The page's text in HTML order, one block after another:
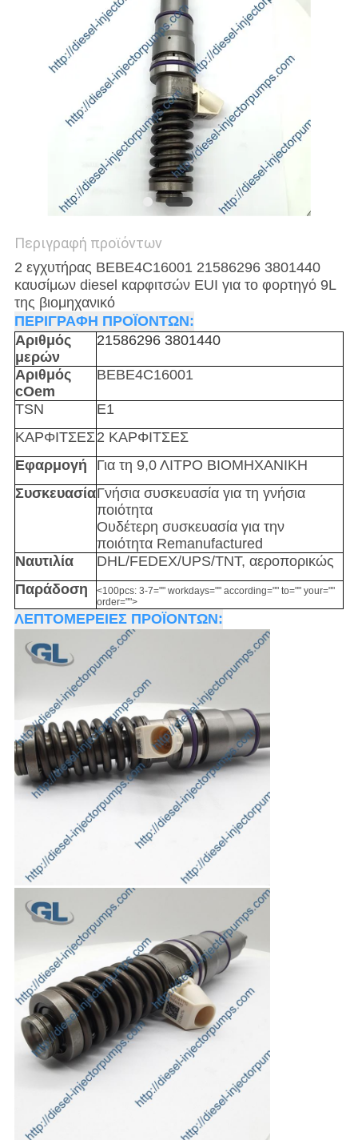
ΠΟΛΙΤΙΚΉ
ΑΠΟΡΡΉΤΟΥ
Περιγραφή προϊόντων
2 εγχυτήρας BEBE4C16001 21586296 3801440
καυσίμων diesel καρφιτσών EUI για το φορτηγό 9L
της βιομηχανικό
ΠΕΡΙΓΡΑΦΗ ΠΡΟΪΟΝΤΩΝ:
Αριθμός
μερών
21586296 3801440
Αριθμός
cOem
BEBE4C16001
TSN
E1
ΚΑΡΦΙΤΣΕΣ2 ΚΑΡΦΙΤΣΕΣ
Εφαρμογή
Γιατη 9,0 ΛΙΤΡΟ ΒΙΟΜΗΧΑΝΙΚΗ
ΣυσκευασίαΓνήσια συσκευασία για τη γνήσια
ποιότητα
Ουδέτερη συσκευασία για την
ποιότητα Remanufactured
Ναυτιλία
DHL/FEDEX/UPS/TNT, αεροπορικώς
Παράδοση
<100pcs: 3-7="" workdays="" according="" to="" your=""
order="">
ΛΕΠΤΟΜΕΡΕΙΕΣ ΠΡΟΪΟΝΤΩΝ: